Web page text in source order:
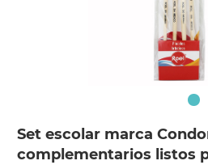
Set escolar marca
complementarios listos